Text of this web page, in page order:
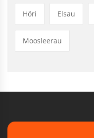
Höri Elsau
Moosleerau